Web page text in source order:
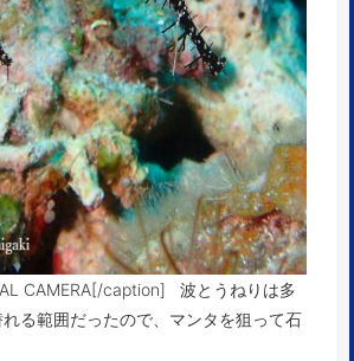
CAMERA[/caption] 波とうねりは多
る範囲だったので、マンタを狙って石